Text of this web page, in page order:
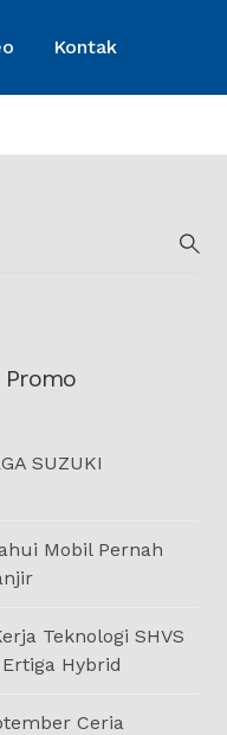
Kontak
SUZUKI
Mobil Pernah
Teknologi SHVS
Hybrid
Ceria